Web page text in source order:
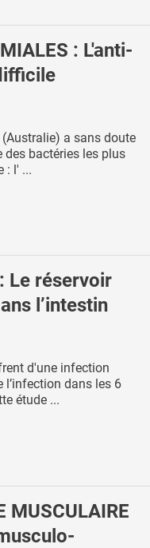
: L'anti-
a sans doute
des bactéries les plus
: l' ...
Le réservoir
l’intestin
d'une infection
l’infection dans les 6
étude ...
MUSCULAIRE